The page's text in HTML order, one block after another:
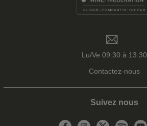
Lu/Ve 09:30 à 13:30
Contactez-nous
Suivez nous